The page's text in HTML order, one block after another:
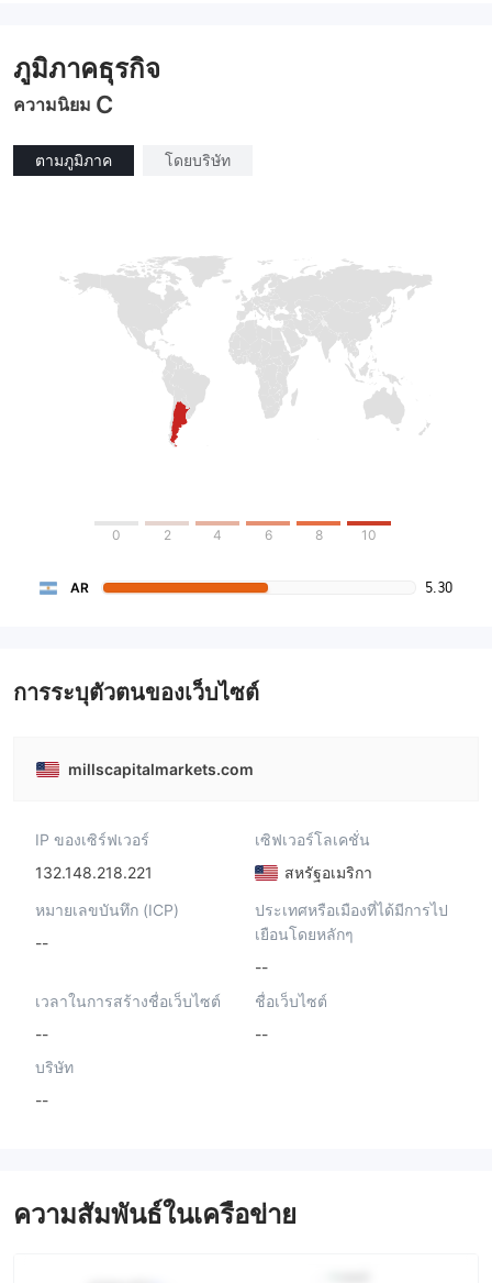
ภูมิภาคธุรกิจ
ความนิยม C
ตามภูมิภาค โดยบริษัท
0 2 4 6 8 10
AR 5.30
การระบุตัวตนของเว็บไซต์
millscapitalmarkets.com
IP ของเซิร์ฟเวอร์
132.148.218.221
เซิฟเวอร์โลเคชั่น
สหรัฐอเมริกา
หมายเลขบันทึก (ICP)
--
ประเทศหรือเมืองที่ได้มีการไป
เยือนโดยหลักๆ
--
เวลาในการสร้างชื่อเว็บไซต์
--
ชื่อเว็บไซต์
--
บริษัท
--
ความสัมพันธ์ในเครือข่าย